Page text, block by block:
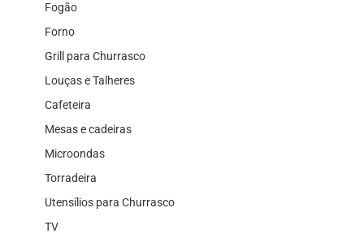
Fogão
Forno
Grill para Churrasco
Louças e Talheres
Cafeteira
Mesas e cadeiras
Microondas
Torradeira
Utensílios para Churrasco
TV